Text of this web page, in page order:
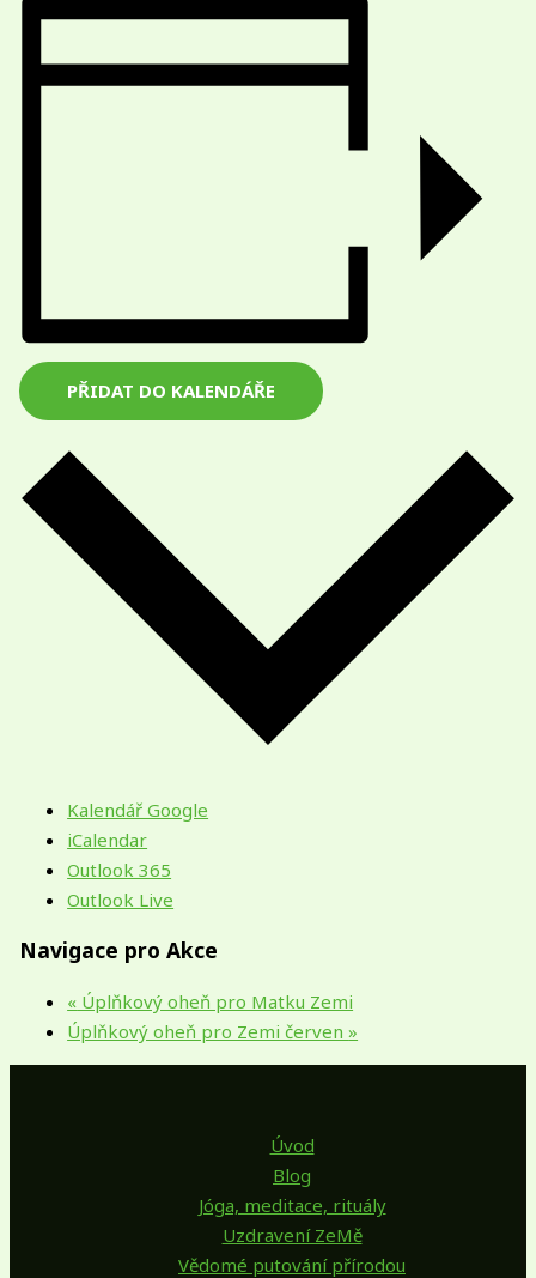
PŘIDAT DO KALENDÁŘE
Kalendář Google
iCalendar
Outlook 365
Outlook Live
Navigace pro Akce
« Úplňkový oheň pro Matku Zemi
Úplňkový oheň pro Zemi červen»
Úvod
Blog
Jóga, meditace, rituály
Uzdravení ZeMě
Vědomé putování přírodou